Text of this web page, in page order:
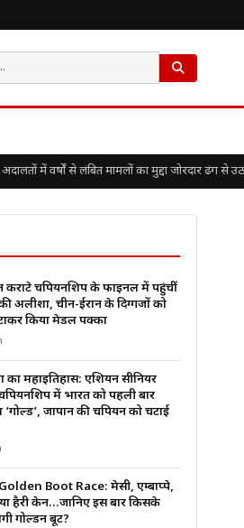
में वर्षों से लंबित मामलों का मुद्दा जोरदार ढंग से
कराटे चैंपियनशिप के फाइनल में पहुंचीं
अलीशा, चीन-ईरान के दिग्गजों को
किया मेडल पक्का
का महाइतिहास: एशियन सीनियर
में भारत को पहली बार
‘गोल्ड’, जापान की चैंपियन को चटाई
Boot Race: मेसी, एम्बाप्पे,
हैरी केन…जानिए इस बार किसके
गोल्डन बूट?